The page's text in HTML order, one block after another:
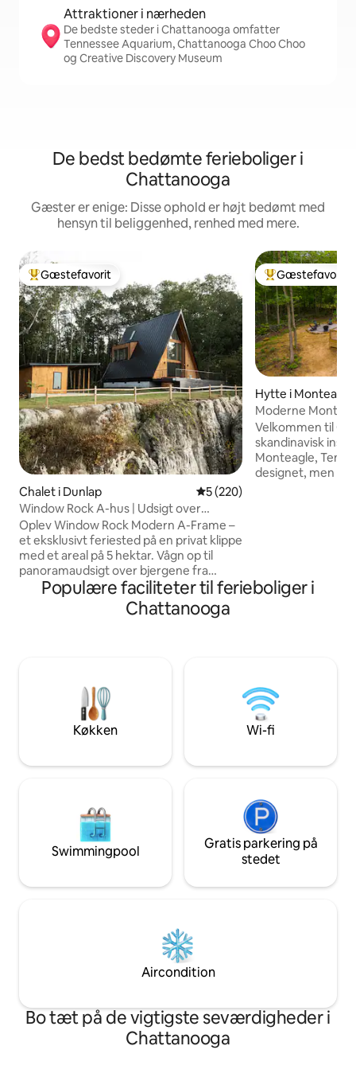
Attraktioner i nærheden
De bedste steder i Chattanooga omfatter
Tennessee Aquarium, Chattanooga Choo Choo
og Creative Discovery Museum
De bedst bedømte ferieboliger i
Chattanooga
Gæster er enige: Disse ophold er højt bedømt med
hensyn til beliggenhed, renhed med mere.
Bedste gæstefavorit
Gæstefavorit
Chalet i Dunlap 5 ud af 5 i gennemsnitlig
5 (220)
Window Rock A-hus | Udsigt over
klipperne, spabad, top 1 %
Oplev Window Rock Modern A-Frame –
et eksklusivt feriested på en privat klippe
med et areal på 5 hektar. Vågn op til
panoramaudsigt over bjergene fra
kingsize-suiten med loft. Nyd en 2,13
meter lang spabad i alaskansk cedertræ
ved solnedgang. Afslut aftenen ved
videoer, kan du følge os på
@windowrockmodern eller finde os
online. Er der booket på din foretrukne
dato? Prøv vores anden, større
Bedste
Gæstefavorit
Hytte i Monteagle
Moderne
spabad
Velkommen til
skandinavisk
Monteagle,
designet, men
er få minutter fra
verdensklasse,
Populære faciliteter til ferieboliger i
Chattanooga
Køkken Wi-fi
Swimmingpool
Gratis parkering på
stedet
Aircondition
Bo tæt på de vigtigste seværdigheder i
Chattanooga